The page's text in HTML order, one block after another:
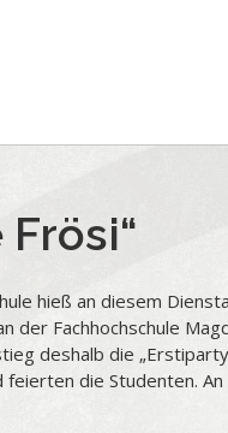
hieß an diesem
der Fachhochschule
deshalb die
die Studenten. An